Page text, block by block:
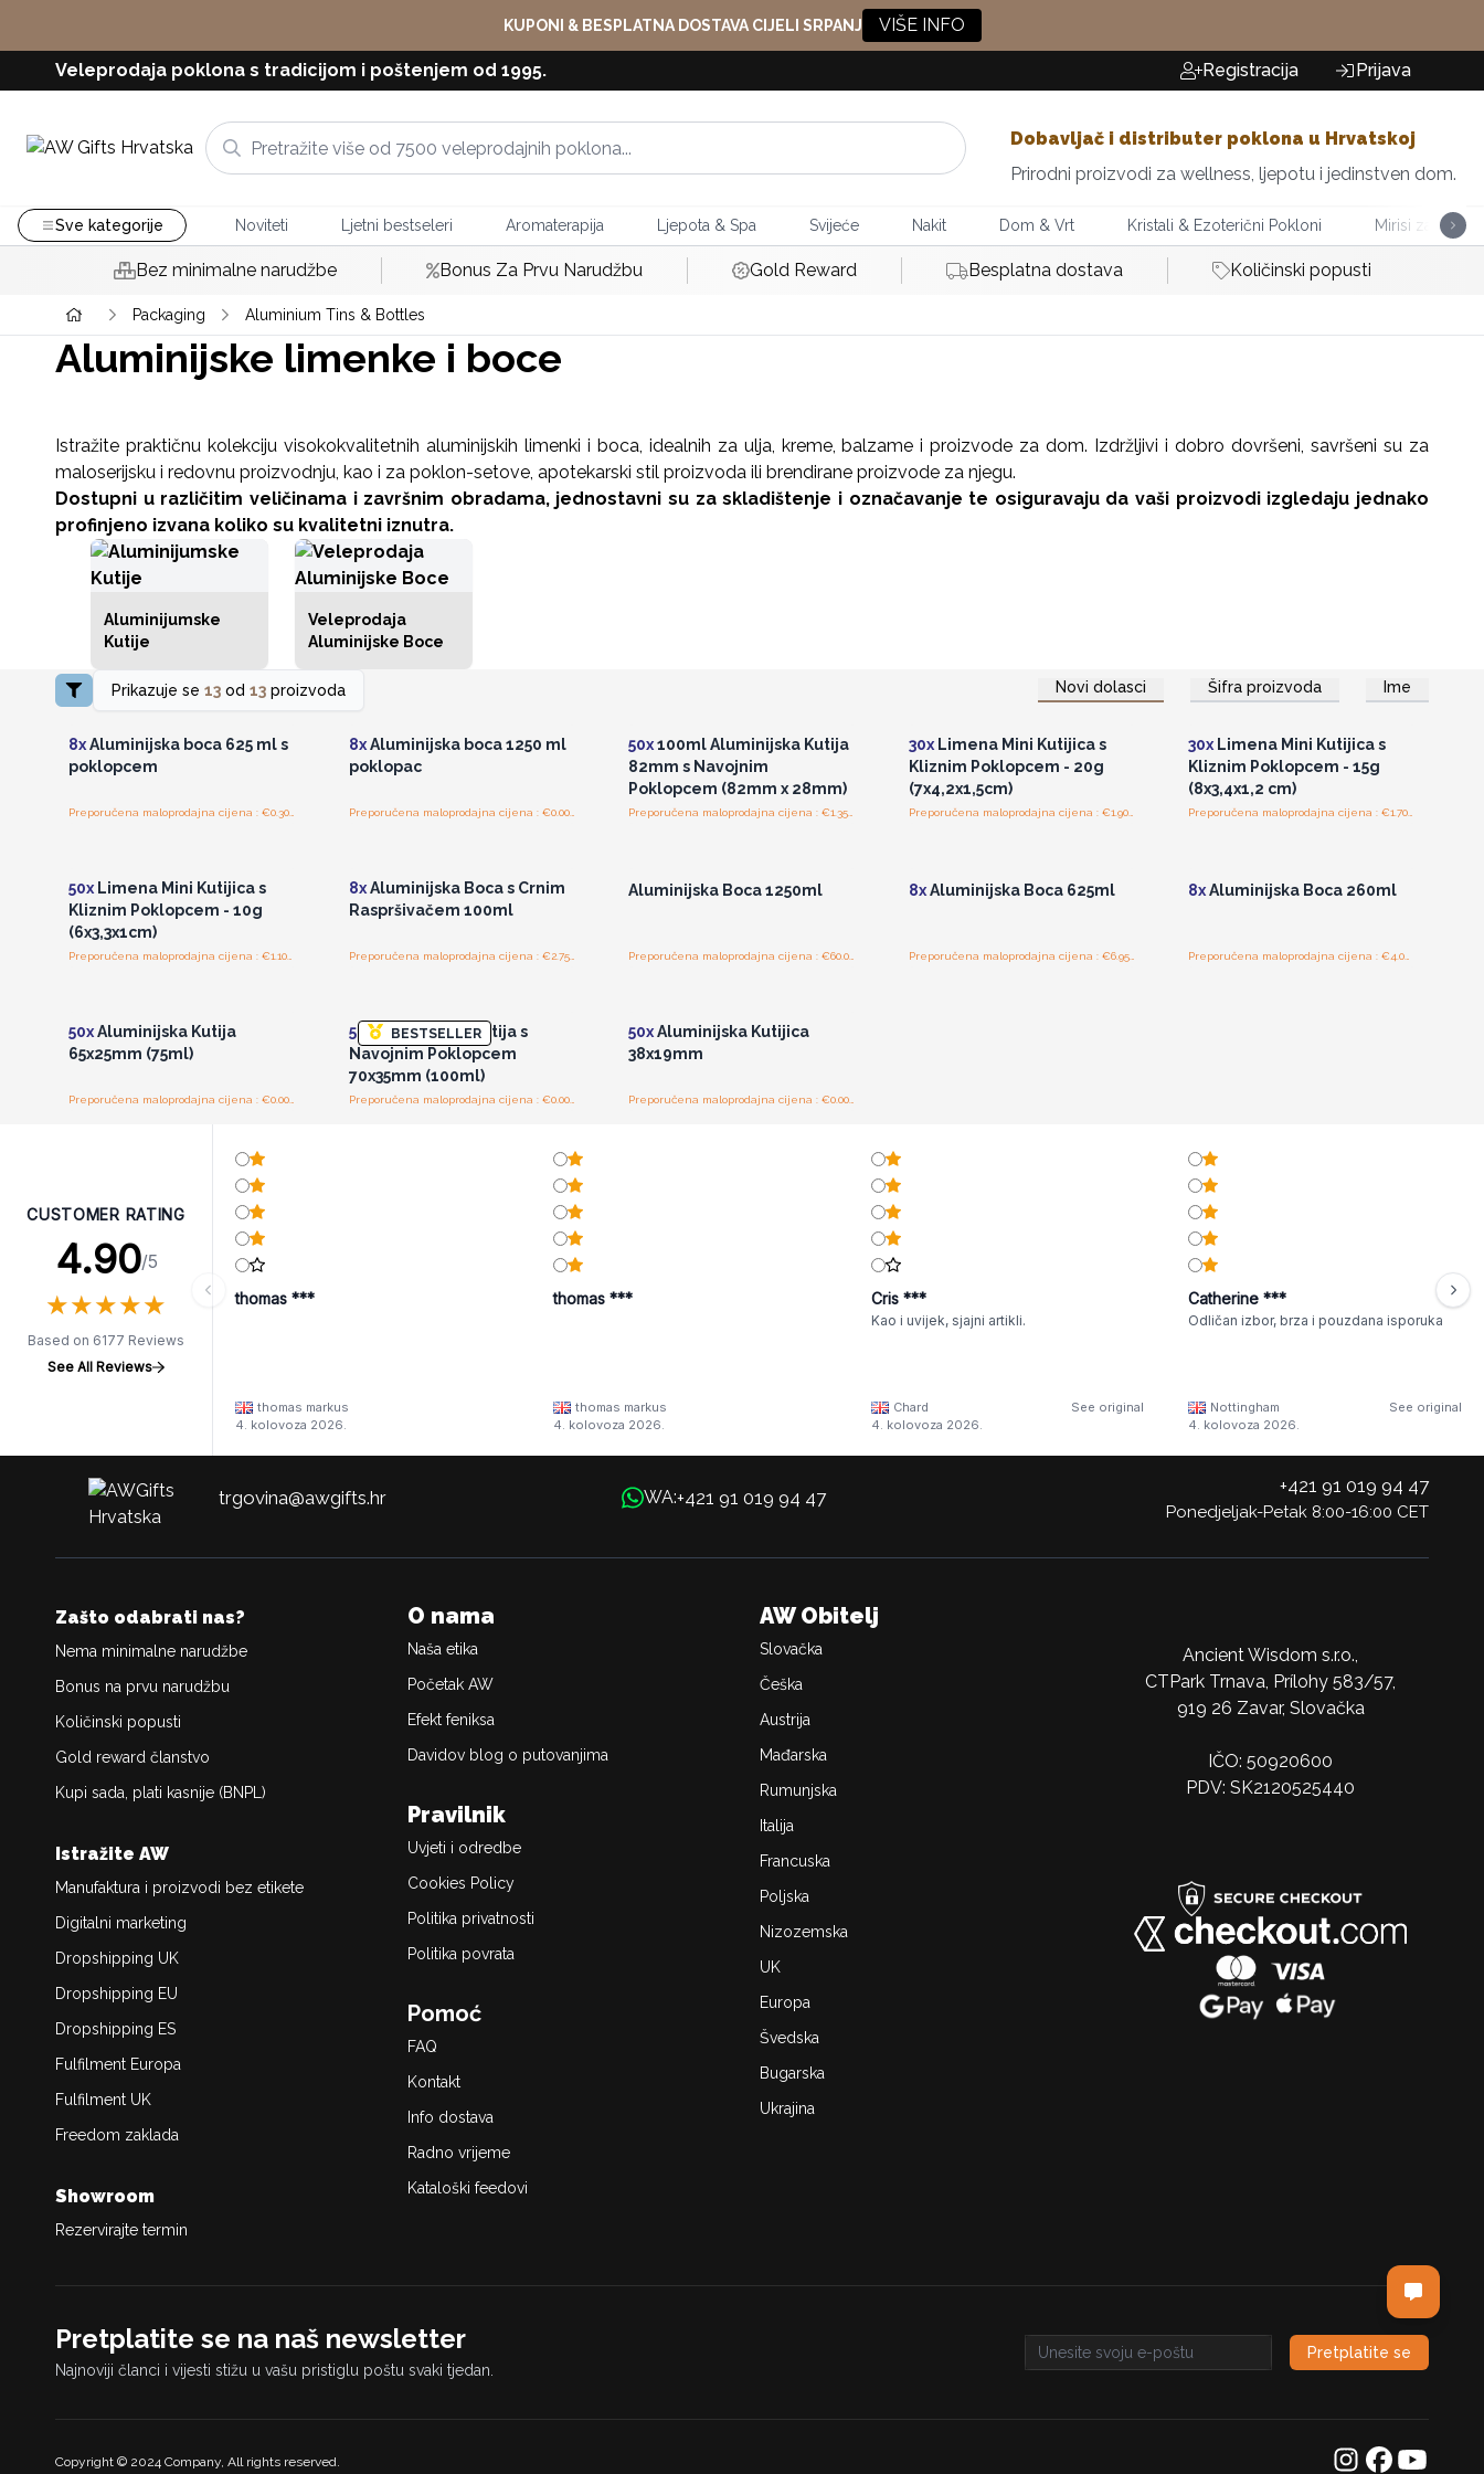
KUPONI & BESPLATNA DOSTAVA CIJELI SRPANJ VIŠE INFO
Veleprodaja poklona s tradicijom i poštenjem od 1995. Registracija Prijava
Dobavljač i distributer poklona u Hrvatskoj
Prirodni proizvodi za wellness, ljepotu i jedinstven dom.
Sve kategorije Noviteti Ljetni bestseleri Aromaterapija Ljepota & Spa Svijeće Nakit Dom & Vrt Kristali & Ezoterični Pokloni Mirisi za Dom
Bez minimalne narudžbe Bonus Za Prvu Narudžbu Gold Reward Besplatna dostava Količinski popusti
Packaging Aluminium Tins & Bottles
Aluminijske limenke i boce
Istražite praktičnu kolekciju visokokvalitetnih aluminijskih limenki i boca, idealnih za ulja, kreme, balzame i proizvode za dom. Izdržljivi i dobro dovršeni, savršeni su za
maloserijsku i redovnu proizvodnju, kao i za poklon-setove, apotekarski stil proizvoda ili brendirane proizvode za njegu.
Dostupni u različitim veličinama i završnim obradama, jednostavni su za skladištenje i označavanje te osiguravaju da vaši proizvodi izgledaju jednako
profinjeno izvana koliko su kvalitetni iznutra.
Aluminijumske
Kutije
Veleprodaja
Aluminijske Boce
Prikazuje se 13od 13proizvoda Novi dolasci Šifra proizvoda Ime
Pristup veleprodajnim
cijenama
8xAluminijska boca 625 ml s
poklopcem
8xAluminijska boca 1250 ml
poklopac
Preporučena maloprodajna cijena : €0.00/komad
50x100ml Aluminijska Kutija
82mm s Navojnim
Poklopcem (82mm x 28mm)
Pristup veleprodajnim
cijenama
30xLimena Mini Kutijica s
Kliznim Poklopcem - 20g
(7x4,2x1,5cm)
Preporučena maloprodajna cijena : €1.90/kutijica
Pristup veleprodajnim
cijenama
30x Limena Mini Kutijica s
Kliznim Poklopcem - 15g
(8x3,4x1,2 cm)
50x Limena Mini Kutijica s
Kliznim Poklopcem - 10g
(6x3,3x1cm)
8xAluminijska Boca s Crnim
Raspršivačem 100ml
Preporučena maloprodajna cijena : €2.75/boca
Aluminijska Boca 1250ml 8xAluminijska Boca 625ml
Preporučena maloprodajna cijena : €6.95/boca
8xAluminijska Boca 260ml
50xAluminijska Kutija
65x25mm (75ml)
BESTSELLER
50xAluminijska Kutija s
Navojnim Poklopcem
70x35mm (100ml)
Preporučena maloprodajna cijena : €0.00/komad
50xAluminijska Kutijica
38x19mm
CUSTOMER RATING
4.90/5
★★★★★
★★★★★
Based on 6177 Reviews
See All Reviews
thomas ***
thomas markus
4. kolovoza 2026.
thomas ***
thomas markus
4. kolovoza 2026.
Cris ***
Kao i uvijek, sjajni artikli.
Chard
See original
4. kolovoza 2026.
Catherine ***
Odličan izbor, brza i pouzdana isporuka
Nottingham
See original
4. kolovoza 2026.
trgovina@awgifts.hr WA:+421 91 019 94 47
+421 91 019 94 47
Ponedjeljak-Petak 8:00-16:00 CET
Zašto odabrati nas?
Nema minimalne narudžbe
Bonus na prvu narudžbu
Količinski popusti
Gold reward članstvo
Kupi sada, plati kasnije (BNPL)
Istražite AW
Manufaktura i proizvodi bez etikete
Digitalni marketing
Dropshipping UK
Dropshipping EU
Dropshipping ES
Fulfilment Europa
Fulfilment UK
Freedom zaklada
Showroom
Rezervirajte termin
O nama
Naša etika
Početak AW
Efekt feniksa
Davidov blog o putovanjima
Pravilnik
Uvjeti i odredbe
Cookies Policy
Politika privatnosti
Politika povrata
Pomoć
FAQ
Kontakt
Info dostava
Radno vrijeme
Kataloški feedovi
AW Obitelj
Slovačka
Češka
Austrija
Mađarska
Rumunjska
Italija
Francuska
Poljska
Nizozemska
UK
Europa
Švedska
Bugarska
Ukrajina
Ancient Wisdom s.r.o.,
CTPark Trnava, Prílohy 583/57,
919 26 Zavar, Slovačka
IČO: 50920600
PDV: SK2120525440
Pretplatite se na naš newsletter
Najnoviji članci i vijesti stižu u vašu pristiglu poštu svaki tjedan. Email address
Pretplatite se
Copyright © 2024 Company, All rights reserved.